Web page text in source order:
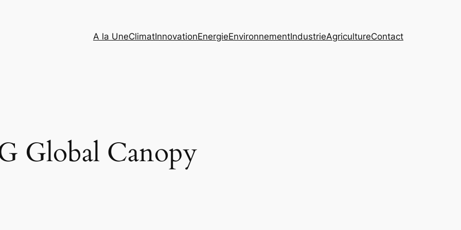
A la UneClimatInnovationEnergieEnvironnementIndustrieAgricultureContact
Global Canopy